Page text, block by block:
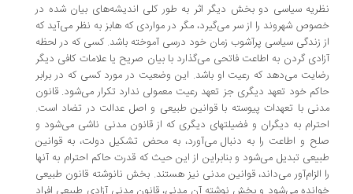
سیاسی دو بخش دیگر اثر به طور کلی اندیشه‌های بیان شده در
شهروند را از سر می‌گیرد، مگر در مواردی که هابز به نظر می‌آید که
زندگی سیاسی پرآشوب زمان خود درسی آموخته باشد. کسی که در لحظه
گردن به اطاعت فاتحی می‌گذارد با بیان صریح یا علامات کافی دیگر
می‌دهد که رعیت او باشد. این وضعیت در مورد کسی که در برابر
خود تعهد دیگری جز تعهد رعیت معمولی ندارد تکرار می‌شود. قانون
با تعهدات پیوسته با قوانین طبیعی و اصل عدالت در تضاد است.
به دیگران و فضیلتهای دیگری که از قانون مدنی ناشی می‌شود و
و اطاعت را به دنبال می‌آورد، به محض تشکیل دولت، به قوانین
تبدیل می‌شود و بنابراین از این حیث که قدرت حاکم احترام به آنها
الزا‌م‌آور می‌داند، قوانین مدنی نیز هستند. بخش نانوشته قانون طبیعی